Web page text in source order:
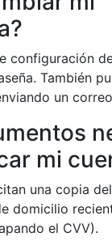
configuración
También
un
mi
una copia
domicilio
el CVV).